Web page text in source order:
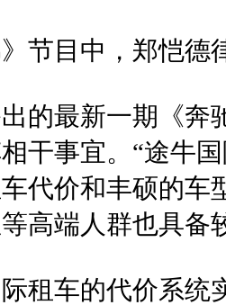
》节目中，郑恺
的最新一期《奔
干事宜。“途牛
代价和丰硕的车
高端人群也具备
租车的代价系统